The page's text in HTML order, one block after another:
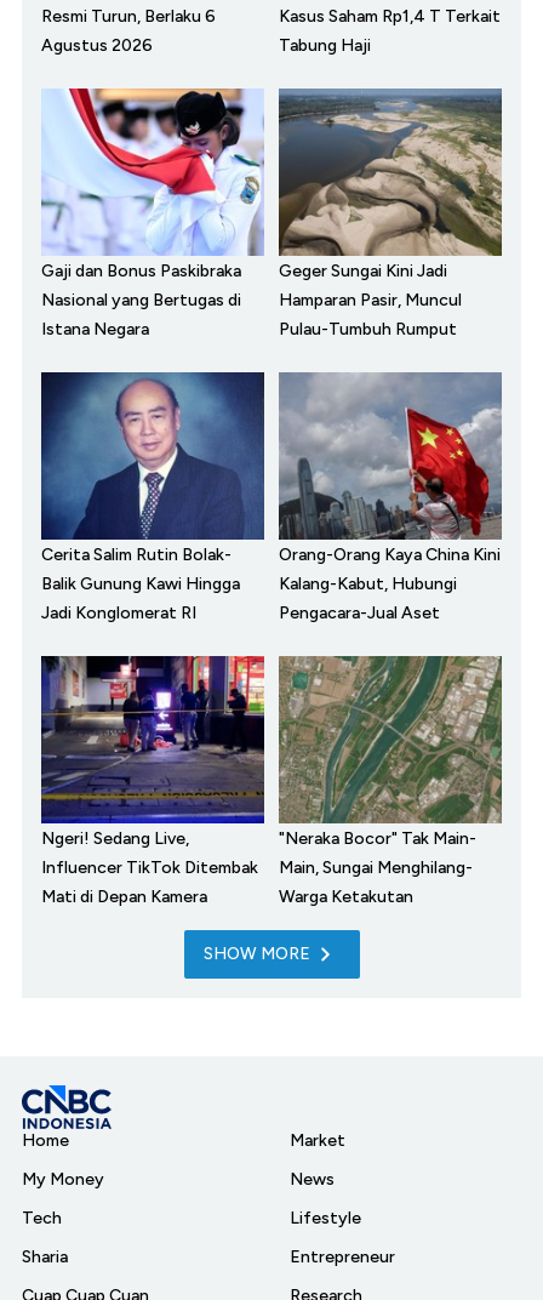
Resmi Turun, Berlaku 6
Agustus 2026
Kasus Saham Rp1,4 T Terkait
Tabung Haji
Gaji dan Bonus Paskibraka
Nasional yang Bertugas di
Istana Negara
Geger Sungai Kini Jadi
Hamparan Pasir, Muncul
Pulau-Tumbuh Rumput
Cerita Salim Rutin Bolak-
Balik Gunung Kawi Hingga
Jadi Konglomerat RI
Orang-Orang Kaya China Kini
Kalang-Kabut, Hubungi
Pengacara-Jual Aset
Ngeri! Sedang Live,
Influencer TikTok Ditembak
Mati di Depan Kamera
"Neraka Bocor" Tak Main-
Main, Sungai Menghilang-
Warga Ketakutan
SHOW MORE
Home
My Money
Tech
Sharia
Market
News
Lifestyle
Entrepreneur